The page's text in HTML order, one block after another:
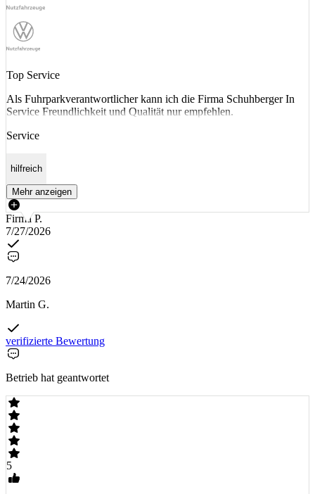
Top Service
Als Fuhrparkverantwortlicher kann ich die Firma Schuhberger In
Service Freundlichkeit und Qualität nur empfehlen.
Service
hilfreich
Mehr anzeigen
Firma P.
7/27/2026
7/24/2026
Martin G.
verifizierte Bewertung
Betrieb hat geantwortet
5